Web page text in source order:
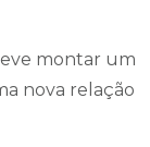
montar um
nova relação